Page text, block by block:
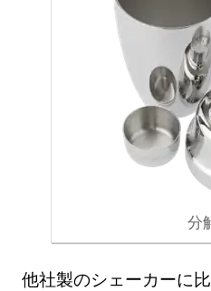
分
他社製のシェーカーに